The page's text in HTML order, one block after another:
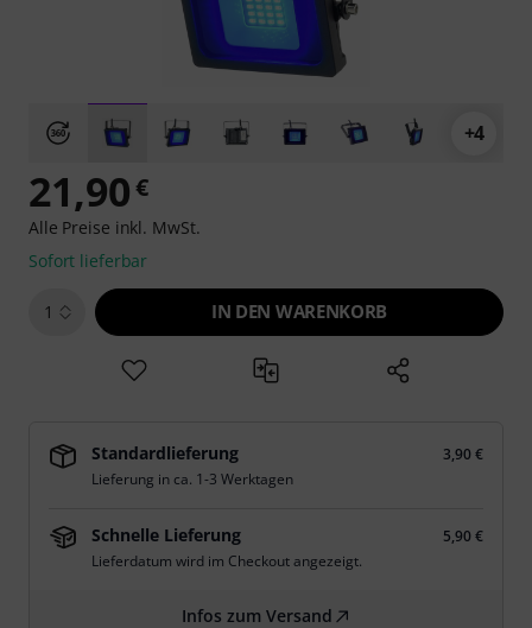
+4
21,90€
Alle Preise inkl. MwSt.
Sofort lieferbar
1 IN DEN WARENKORB
Standardlieferung
3,90 €
Lieferung in ca. 1-3 Werktagen
Schnelle Lieferung
5,90 €
Lieferdatum wird im Checkout angezeigt.
Infos zum Versand